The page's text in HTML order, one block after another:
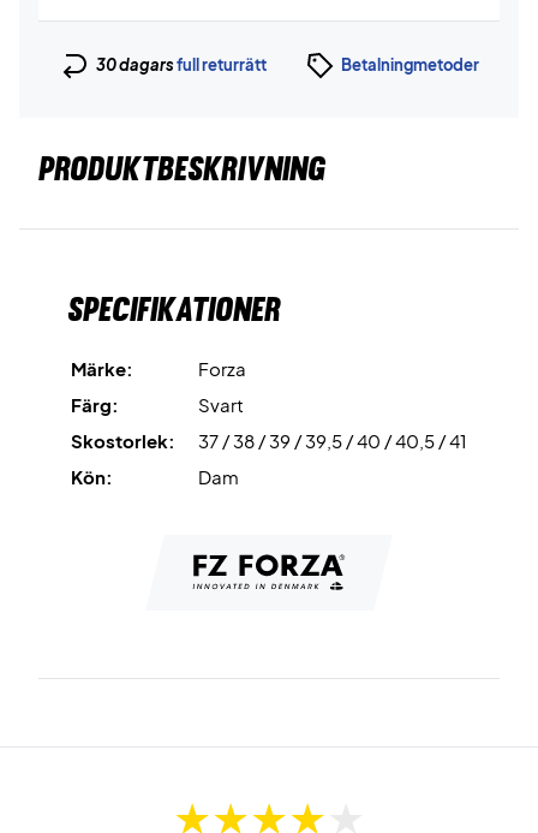
30 dagarsfull returrätt Betalningmetoder
PRODUKTBESKRIVNING
Specifikationer
Märke:
Forza
Färg:
Svart
Skostorlek:
37 / 38 / 39 / 39,5 / 40 / 40,5 / 41
Kön:
Dam